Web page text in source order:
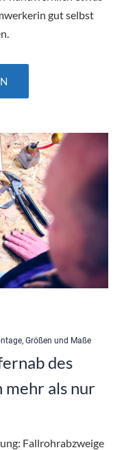
gut selbst
, Größen und Maße
des
mehr als nur
Fallrohrabzweige